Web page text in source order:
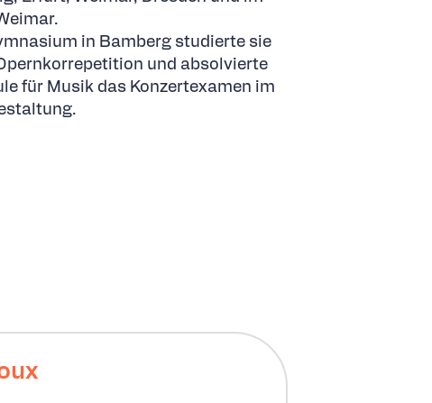
in Bamberg studierte sie
und absolvierte
für Musik das Konzertexamen im